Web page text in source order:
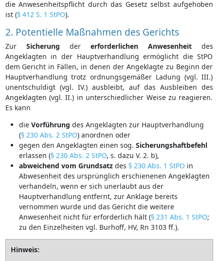
die Anwesenheitspflicht durch das Gesetz selbst aufgehoben
ist (§ 412 S. 1 StPO).
2. Potentielle Maßnahmen des Gerichts
Zur Sicherung dererforderlichen Anwesenheit des
Angeklagten in der Hauptverhandlung ermöglicht die StPO
dem Gericht in Fällen, in denen der Angeklagte zu Beginn der
Hauptverhandlung trotz ordnungsgemäßer Ladung (vgl. III.)
unentschuldigt (vgl. IV.) ausbleibt, auf das Ausbleiben des
Angeklagten (vgl. II.) in unterschiedlicher Weise zu reagieren.
Es kann
die Vorführung des Angeklagten zur Hauptverhandlung
(§ 230 Abs. 2 StPO) anordnen oder
gegen den Angeklagten einen sog. Sicherungshaftbefehl
erlassen (§ 230 Abs. 2 StPO, s. dazu V. 2. b),
abweichend vom Grundsatzdes § 230 Abs. 1 StPO in
Abwesenheit des ursprünglich erschienenen Angeklagten
verhandeln, wenn er sich unerlaubt aus der
Hauptverhandlung entfernt, zur Anklage bereits
vernommen wurde und das Gericht die weitere
Anwesenheit nicht für erforderlich hält (§ 231 Abs. 1 StPO;
zu den Einzelheiten vgl. Burhoff, HV, Rn 3103 ff.).
Hinweis: